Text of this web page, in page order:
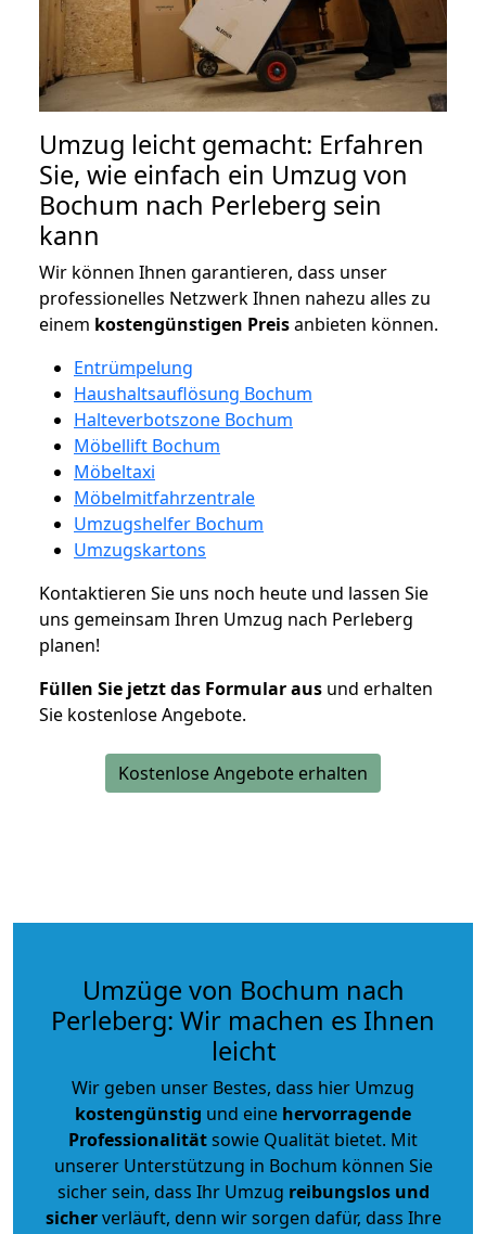
Umzug leicht gemacht: Erfahren
Sie, wie einfach ein Umzug von
Bochum nach Perleberg sein
kann
Wir können Ihnen garantieren, dass unser
professionelles Netzwerk Ihnen nahezu alles zu
einem kostengünstigen Preisanbieten können.
Entrümpelung
Haushaltsauflösung Bochum
Halteverbotszone Bochum
Möbellift Bochum
Möbeltaxi
Möbelmitfahrzentrale
Umzugshelfer Bochum
Umzugskartons
Kontaktieren Sie uns noch heute und lassen Sie
uns gemeinsam Ihren Umzug nach Perleberg
planen!
Füllen Sie jetzt das Formular aus und erhalten
Sie kostenlose Angebote.
Kostenlose Angebote erhalten
Umzüge von Bochum nach
Perleberg: Wir machen es Ihnen
leicht
Wir geben unser Bestes, dass hier Umzug
kostengünstig und eine hervorragende
Professionalitätsowie Qualität bietet. Mit
unserer Unterstützung in Bochum können Sie
sicher sein, dass Ihr Umzug reibungslos und
sicherverläuft, denn wir sorgen dafür, dass Ihre